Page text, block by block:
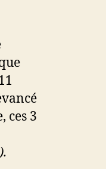
ces 3
).